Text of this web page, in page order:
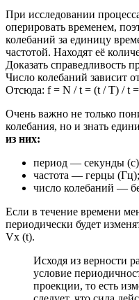
При исследовании
оперировать временем,
колебаний за единицу
частотой. Находят её
Доказать справедливость
Число колебаний зависит
Отсюда: f = N / t = (t / T) / t
Очень важно не только
колебания, но и знать
из них:
период — секунды
частота — герцы (Гц);
число колебаний —
Если в течение времени
периодически будет
Vx (t).
Исходя из верности
условие
проекции, то есть